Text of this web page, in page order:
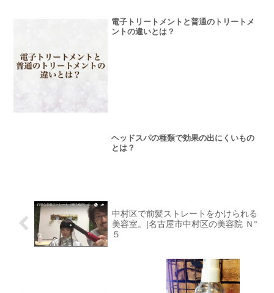
電子トリートメントと普通のトリートメ
ントの違いとは？
ヘッドスパの種類で効果の出にくいもの
とは？
中村区で前髪ストレートをかけられる
美容室。|名古屋市中村区の美容院 Ｎ°
５